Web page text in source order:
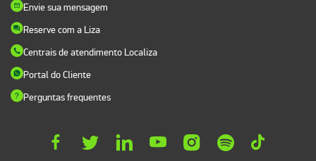
Envie sua mensagem
Reserve com a Liza
Centrais de atendimento Localiza
Portal do Cliente
Perguntas frequentes